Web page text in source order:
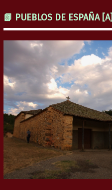
📗 PUEBLOS DE ESPAÑA [A]